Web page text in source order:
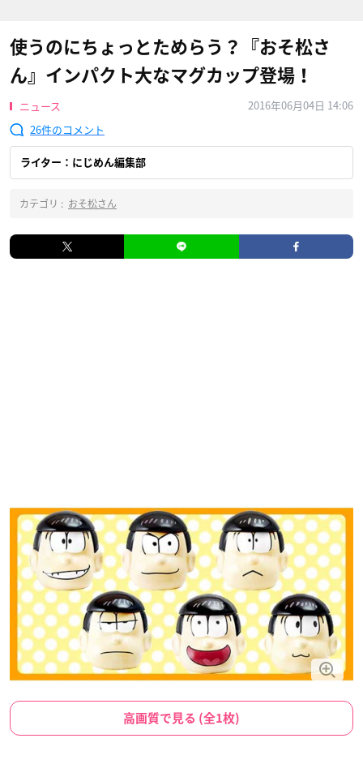
使うのにちょっとためらう？『おそ松さ
ん』インパクト大なマグカップ登場！
ニュース
2016年06月04日 14:06
26
ライター：にじめん編集部
カテゴリ : おそ松さん
高画質で見る (全1枚)